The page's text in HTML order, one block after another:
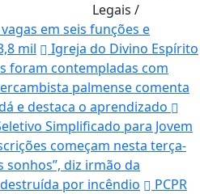
Legais /
em seis funções e
mil
Igreja do Divino Espírito
foram contempladas com
palmense comenta
e destaca o aprendizado
Simplificado para Jovem
começam nesta terça-
sonhos”, diz irmão da
por incêndio
PCPR